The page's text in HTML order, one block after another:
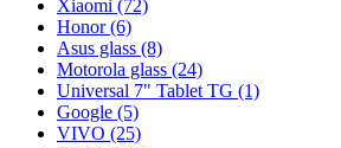
Xiaomi (72)
Honor (6)
Asus glass (8)
Motorola glass (24)
Universal 7" Tablet TG (1)
Google (5)
VIVO (25)